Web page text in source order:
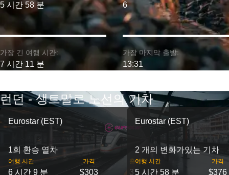
5 시간 58 분
가장 긴 여행 시간:
7 시간 11 분
6
가장 마지막 출발:
13:31
런던 - 생트말로 노선의 기차
Eurostar (EST)
1회 환승 열차
여행 시간
6 시간 9 분
가격
$303
출발
3
Eurostar (EST)
2 개의 변화가있는 기차
여행 시간
5 시간 58 분
가격
$376